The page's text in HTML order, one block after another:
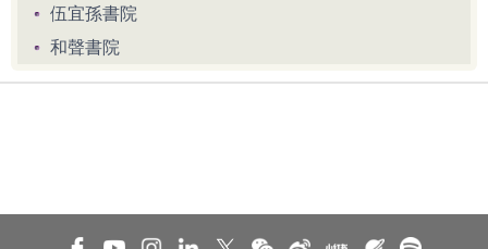
伍宜孫書院
和聲書院